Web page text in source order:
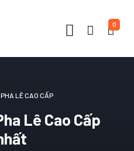
0
LÊ CAO CẤP
Lê Cao Cấp